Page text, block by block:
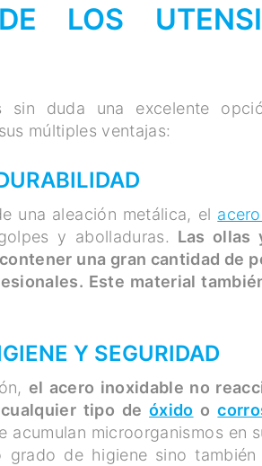
LOS
sin duda una excelente
múltiples ventajas:
una aleación metálica, el
y abolladuras. Las ollas
una gran cantidad de
Este material
Y SEGURIDAD
el acero inoxidable no
tipo deóxido o
acumulan microorganismos en
grado de higiene sino